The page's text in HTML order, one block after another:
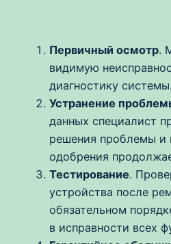
Первичный осмотр.
видимую
диагностику системы.
Устранение
данных специалист
решения проблемы и
одобрения
Тестирование.
устройства после
обязательном
в исправности всех